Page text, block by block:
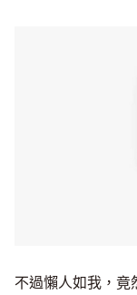
不過懶人如我，竟